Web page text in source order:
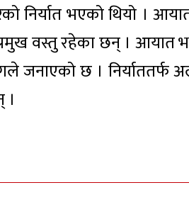
निर्यात भएको थियो ।
वस्तु रहेका छन् । आयात
जनाएको छ । निर्याततर्फ